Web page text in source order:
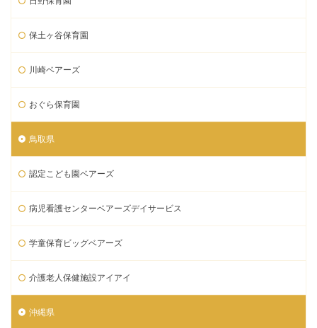
保土ヶ谷保育園
川崎ベアーズ
おぐら保育園
鳥取県
認定こども園ベアーズ
病児看護センターベアーズデイサービス
学童保育ビッグベアーズ
介護老人保健施設アイアイ
沖縄県